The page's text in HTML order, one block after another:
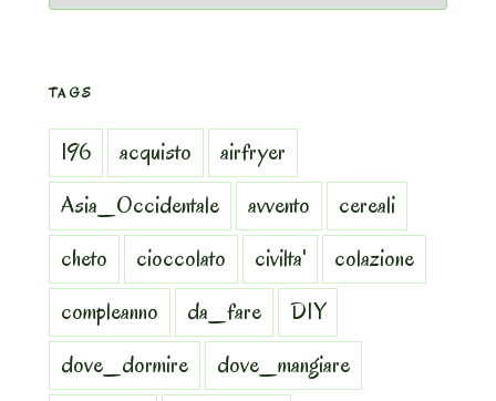
TAGS
196 acquisto
airfryer
Asia_Occidentale
avvento
cereali
cheto
cioccolato civilta'
colazione
compleanno
da_fare
DIY
dove_dormire
dove_mangiare